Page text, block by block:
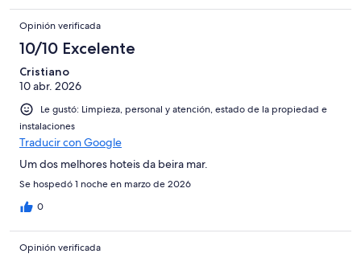
Opinión verificada
10/10 Excelente
Cristiano
10 abr. 2026
Le gustó: Limpieza, personal y atención, estado de la propiedad e
instalaciones
Traducir con Google
Um dos melhores hoteis da beira mar.
Se hospedó 1 noche en marzo de 2026
0
Opinión verificada